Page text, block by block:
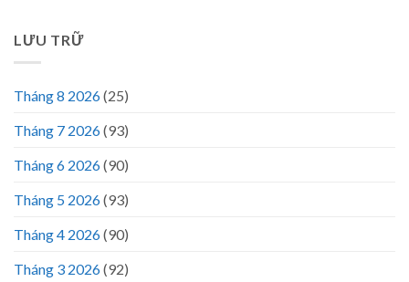
LƯU TRỮ
Tháng 8 2026(25)
Tháng 7 2026(93)
Tháng 6 2026(90)
Tháng 5 2026(93)
Tháng 4 2026(90)
Tháng 3 2026(92)